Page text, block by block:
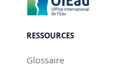
RESSOURCES
Glossaire